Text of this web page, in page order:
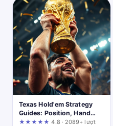
Texas Hold'em Strategy
Guides: Position, Hand
Selection, and Betting
★★★★★4.8 · 2089+ lượt